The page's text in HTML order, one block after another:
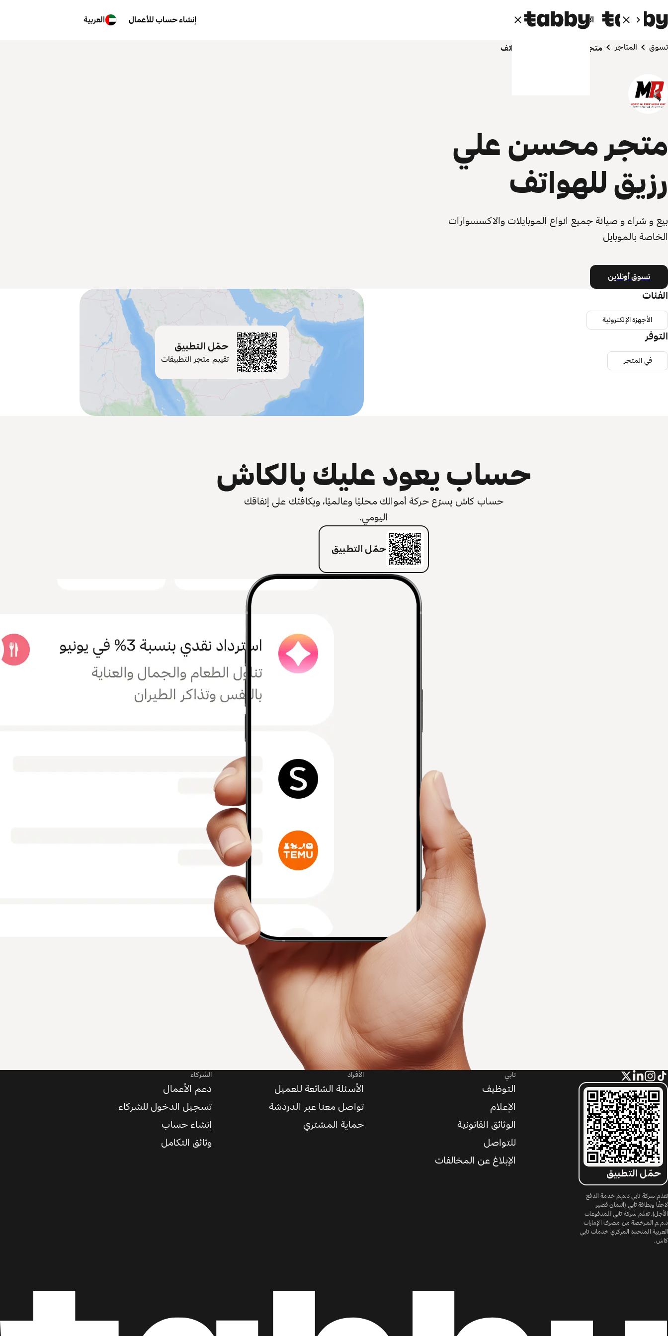
الأفراد الشركاء إنشاء حساب للأعمال العربية
تسوق المتاجر متجر محسن علي رزيق للهواتف
متجر محسن علي
رزيق للهواتف
بيع و شراء و صيانة جميع انواع الموبايلات والاكسسوارات
الخاصة بالموبايل
تسوق أونلاين
حمّل التطبيق
تقييم متجر التطبيقات
الفئات
الأجهزة الإلكترونية
التوفر
في المتجر
حساب يعود عليك بالكاش
حساب كاش يسرّع حركة أموالك محليًا وعالميًا، ويكافئك على إنفاقك
اليومي.
حمّل التطبيق
حمّل التطبيق
تقدّم شركة تابي ذ.م.م خدمة الدفع
لاحقًا وبطاقة تابي (ائتمان قصير
الأجل). تقدّم شركة تابي للمدفوعات
ذ.م.م المرخصة من مصرف الإمارات
العربية المتحدة المركزي خدمات تابي
كاش.
تابي
التوظيف
الإعلام
الوثائق القانونية
للتواصل
الإبلاغ عن المخالفات
الأفراد
الأسئلة الشائعة للعميل
تواصل معنا عبر الدردشة
حماية المشتري
الشركاء
دعم الأعمال
تسجيل الدخول للشركاء
إنشاء حساب
وثائق التكامل